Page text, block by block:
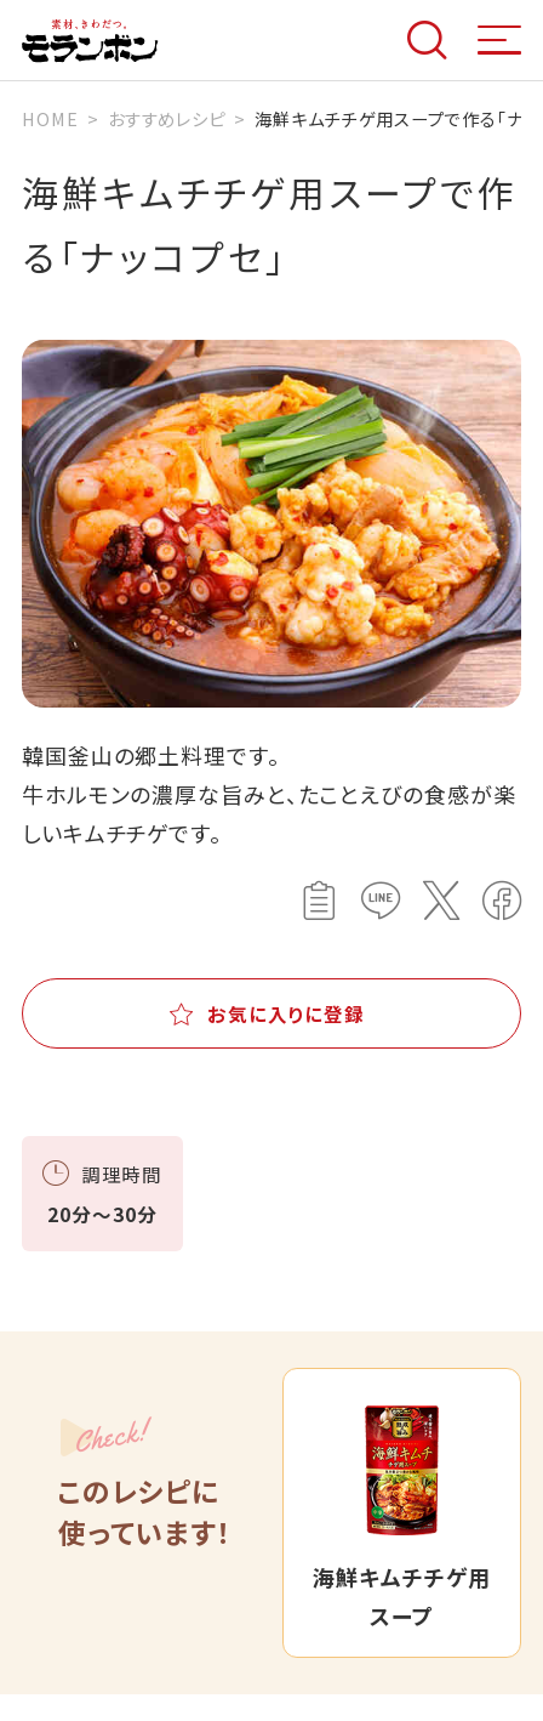
HOME おすすめレシピ 海鮮キムチチゲ用スープで作る「ナッ
海鮮キムチチゲ用スープで作
る「ナッコプセ」
韓国釜山の郷土料理です。
牛ホルモンの濃厚な旨みと、たことえびの食感が楽
しいキムチチゲです。
お気に入りに登録
調理時間
20分～30分
Check!
このレシピに
使っています！
海鮮キムチチゲ用
スープ